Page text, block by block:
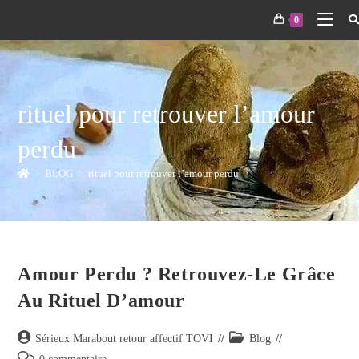
0
rituel pour retrouver l’amour
perdu
> BLOG > rituel pour retrouver l’amour perdu
Amour Perdu ? Retrouvez-Le Grâce
Au Rituel D’amour
Sérieux Marabout retour affectif TOVI
Blog